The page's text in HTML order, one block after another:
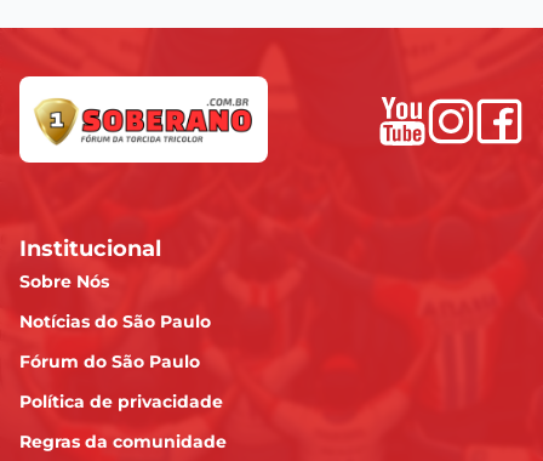
Institucional
Sobre Nós
Notícias do São Paulo
Fórum do São Paulo
Política de privacidade
Regras da comunidade